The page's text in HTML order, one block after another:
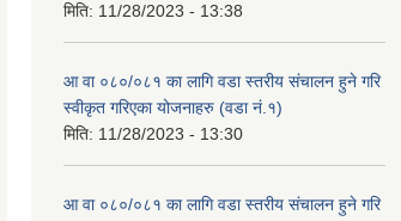
मिति: 11/28/2023 - 13:38
आ वा ०८०/०८१ का लागि वडा स्तरीय संचालन हुने गरि
स्वीकृत गरिएका योजनाहरु (वडा नं.१)
मिति: 11/28/2023 - 13:30
आ वा ०८०/०८१ का लागि वडा स्तरीय संचालन हुने गरि